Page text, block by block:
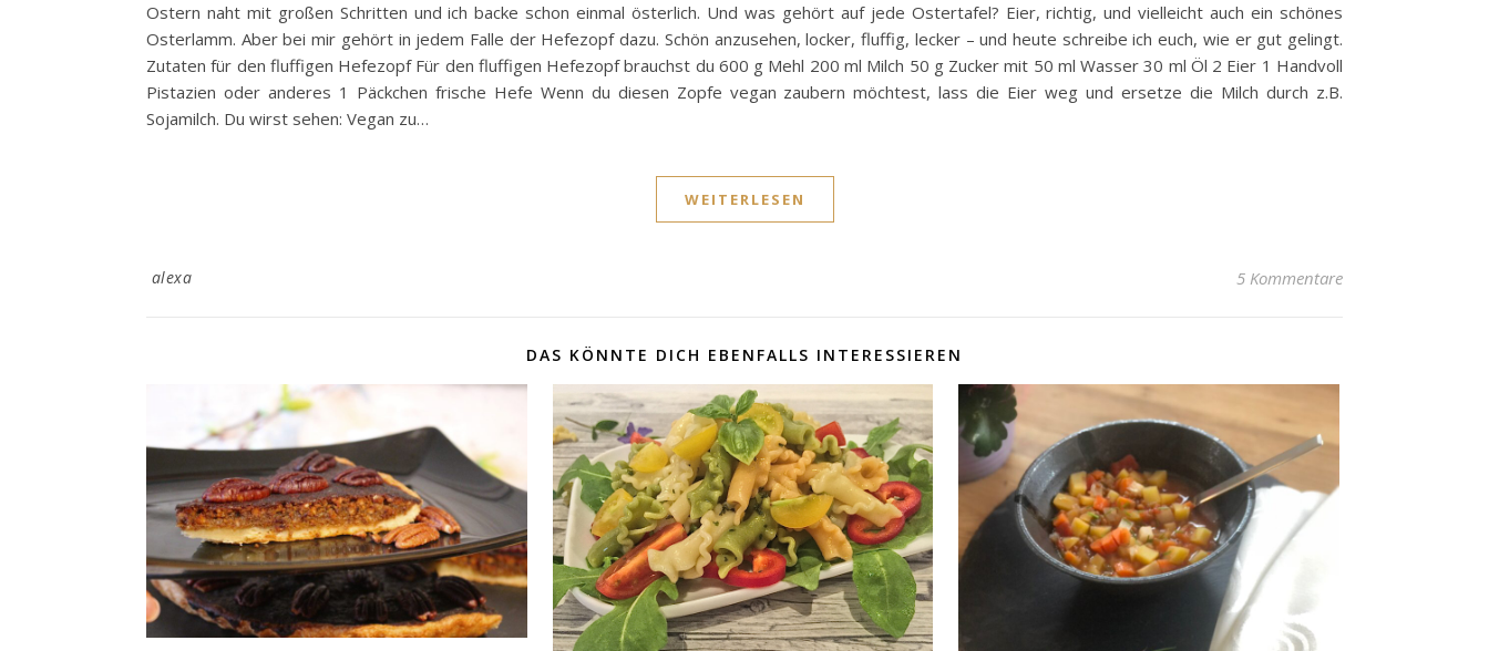
Ostern naht mit großen Schritten und ich backe schon einmal österlich. Und was gehört auf jede Ostertafel? Eier, richtig, und vielleicht auch ein schönes
Osterlamm. Aber bei mir gehört in jedem Falle der Hefezopf dazu. Schön anzusehen, locker, fluffig, lecker – und heute schreibe ich euch, wie er gut gelingt.
Zutaten für den fluffigen Hefezopf Für den fluffigen Hefezopf brauchst du 600 g Mehl 200 ml Milch 50 g Zucker mit 50 ml Wasser 30 ml Öl 2 Eier 1 Handvoll
Pistazien oder anderes 1 Päckchen frische Hefe Wenn du diesen Zopfe vegan zaubern möchtest, lass die Eier weg und ersetze die Milch durch z.B.
Sojamilch. Du wirst sehen: Vegan zu…
WEITERLESEN
alexa 5 Kommentare
DAS KÖNNTE DICH EBENFALLS INTERESSIEREN